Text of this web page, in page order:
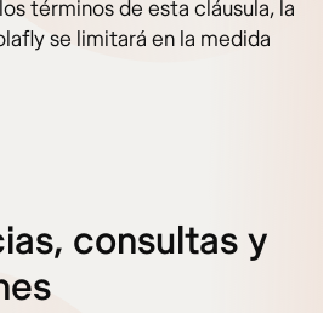
términos de esta cláusula, la
se limitará en la medida
consultas y